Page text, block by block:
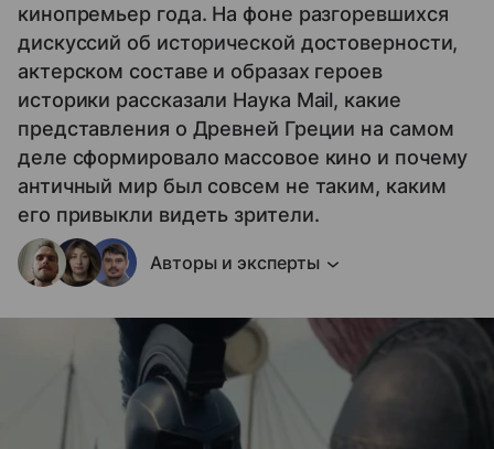
кинопремьер года. На фоне разгоревшихся
дискуссий об исторической достоверности,
актерском составе и образах героев
историки рассказали Наука Mail, какие
представления о Древней Греции на самом
деле сформировало массовое кино и почему
античный мир был совсем не таким, каким
его привыкли видеть зрители.
Авторы и эксперты